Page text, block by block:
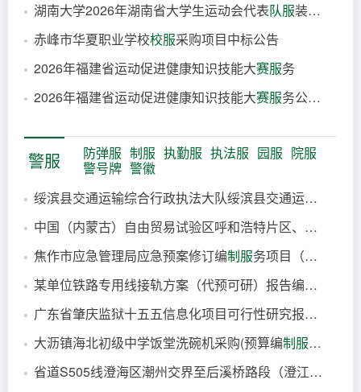
4分钟前
湖南大学2026年湖南省大学生运动会代表队服装分散采购结果公告
赤峰市华夏职业学校校服采购项目中标公告
14分钟前
2026年福建省运动促进健康知识技能大赛服务
16分钟前
2026年福建省运动促进健康知识技能大赛服务公开招标招标公告
27分钟前
警服 防弹服 制服 执勤服 执法服 园服 院服
警号牌 警徽
绥滨县交通运输综合行政执法大队绥滨县交通运输综合行政执法大队
刚刚
中国（内蒙古）自由贸易试验区呼和浩特片区、内蒙古和林格尔新区招商服务局2026绿色算力（人工智能）大会服务项目及《绿色算力发展研究报告（2026年）》、《“东数西算”枢纽节点绿色算力指数研究报告（2026年）》编
刚刚
焦作市应急管理局应急预案修订编制服务项目（第2次）(第2次)
6分钟前
某单位铁路专用线接轨方案（代预可研）报告编
制服
6分钟前
广东省肇庆监狱十五五信息化项目可行性研究报告编
7分钟前
大沥镇海北初级中学饭堂洗碗机采购(预算编制服务）
7分钟前
省道S505线澄海区潮州交界至后溪桥路段（澄江路）改建工程给水管迁改工程预算编